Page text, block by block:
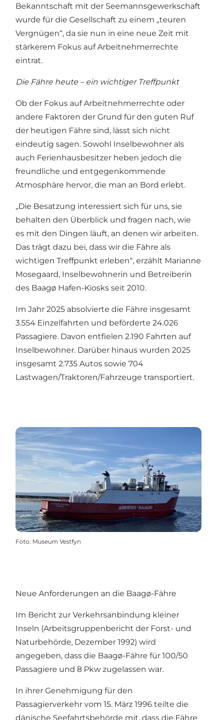
Bekanntschaft mit der Seemannsgewerkschaft
wurde für die Gesellschaft zu einem „teuren
Vergnügen“, da sie nun in eine neue Zeit mit
stärkerem Fokus auf Arbeitnehmerrechte
eintrat.
Die Fähre heute – ein wichtiger Treffpunkt
Ob der Fokus auf Arbeitnehmerrechte oder
andere Faktoren der Grund für den guten Ruf
der heutigen Fähre sind, lässt sich nicht
eindeutig sagen. Sowohl Inselbewohner als
auch Ferienhausbesitzer heben jedoch die
freundliche und entgegenkommende
Atmosphäre hervor, die man an Bord erlebt.
„Die Besatzung interessiert sich für uns, sie
behalten den Überblick und fragen nach, wie
es mit den Dingen läuft, an denen wir arbeiten.
Das trägt dazu bei, dass wir die Fähre als
wichtigen Treffpunkt erleben“, erzählt Marianne
Mosegaard, Inselbewohnerin und Betreiberin
des Baagø Hafen-Kiosks seit 2010.
Im Jahr 2025 absolvierte die Fähre insgesamt
3.554 Einzelfahrten und beförderte 24.026
Passagiere. Davon entfielen 2.190 Fahrten auf
Inselbewohner. Darüber hinaus wurden 2025
insgesamt 2.735 Autos sowie 704
Lastwagen/Traktoren/Fahrzeuge transportiert.
Foto: Museum Vestfyn
Neue Anforderungen an die Baagø-Fähre
Im Bericht zur Verkehrsanbindung kleiner
Inseln (Arbeitsgruppenbericht der Forst- und
Naturbehörde, Dezember 1992) wird
angegeben, dass die Baagø-Fähre für 100/50
Passagiere und 8 Pkw zugelassen war.
In ihrer Genehmigung für den
Passagierverkehr vom 15. März 1996 teilte die
dänische Seefahrtsbehörde mit, dass die Fähre